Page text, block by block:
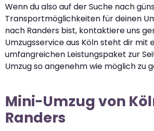
Wenn du also auf der Suche nach
Transportmöglichkeiten für deinen
nach Randers bist, kontaktiere uns
Umzugsservice aus Köln steht dir mit
umfangreichen Leistungspaket zur
Umzug so angenehm wie möglich zu
Mini-Umzug von
Randers